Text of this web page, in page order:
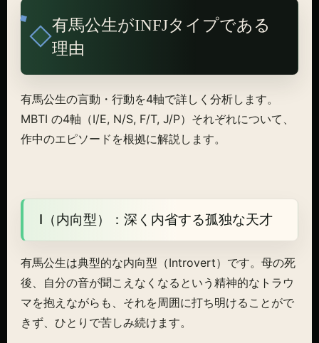
有馬公生がINFJタイプである
理由
有馬公生の言動・行動を4軸で詳しく分析します。
MBTI の4軸（I/E, N/S, F/T, J/P）それぞれについて、
作中のエピソードを根拠に解説します。
I（内向型）：深く内省する孤独な天才
有馬公生は典型的な内向型（Introvert）です。母の死
後、自分の音が聞こえなくなるという精神的なトラウ
マを抱えながらも、それを周囲に打ち明けることがで
きず、ひとりで苦しみ続けます。